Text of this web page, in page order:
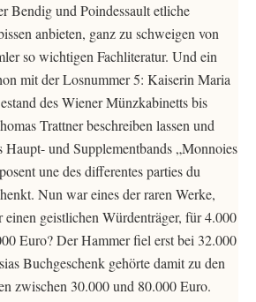
Bendig und Poindessault etliche
anbieten, ganz zu schweigen von
so wichtigen Fachliteratur. Und ein
mit der Losnummer 5: Kaiserin Maria
des Wiener Münzkabinetts bis
Trattner beschreiben lassen und
Haupt- und Supplementbands „Monnoies
une des differentes parties du
Nun war eines der raren Werke,
einen geistlichen Würdenträger, für 4.000
Euro? Der Hammer fiel erst bei 32.000
Buchgeschenk gehörte damit zu den
zwischen 30.000 und 80.000 Euro.